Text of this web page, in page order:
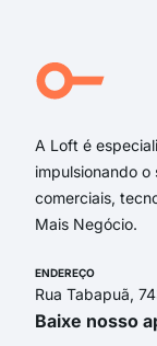
Avenida Doutor
Rua Jose Roberto
A Loft é
impulsionando o
comerciais,
Mais Negócio.
ENDEREÇO
Rua Tabapuã,
Baixe nosso